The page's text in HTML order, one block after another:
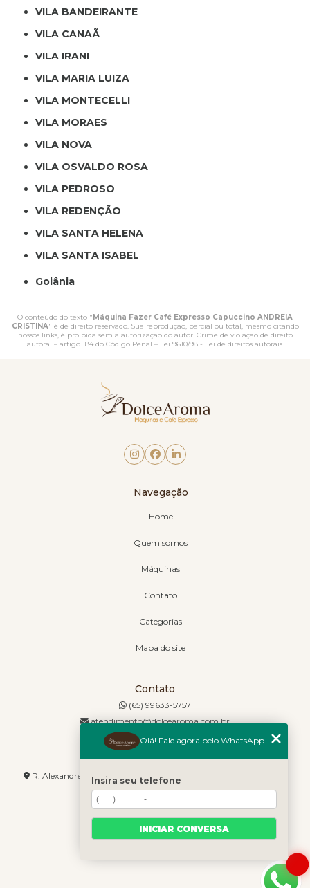
VILA BANDEIRANTE
VILA CANAÃ
VILA IRANI
VILA MARIA LUIZA
VILA MONTECELLI
VILA MORAES
VILA NOVA
VILA OSVALDO ROSA
VILA PEDROSO
VILA REDENÇÃO
VILA SANTA HELENA
VILA SANTA ISABEL
Goiânia
O conteúdo do texto "Máquina Fazer Café Expresso Capuccino ANDREIA
CRISTINA" é de direito reservado. Sua reprodução, parcial ou total, mesmo citando
nossos links, é proibida sem a autorização do autor. Crime de violação de direito
autoral – artigo 184 do Código Penal – Lei 9610/98 - Lei de direitos autorais.
Navegação
Home
Quem somos
Máquinas
Contato
Categorias
Mapa do site
Contato
(65) 99633-5757
atendimento@dolcearoma.com.br
Endereço
R. Alexandre de Barros, 1730 - Jordão - Cuiabá - MT - 78085-636
1
Olá! Fale agora pelo WhatsApp
Insira seu telefone
INICIAR CONVERSA